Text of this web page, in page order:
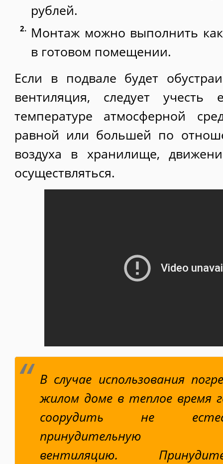
рублей.
Монтаж можно выполнить
в готовом помещении.
Если в подвале будет
вентиляция, следует учесть
температуре атмосферной
равной или большей по
воздуха в хранилище,
осуществляться.
В случае использования
жилом доме в теплое время
соорудить не
принудительную
вентиляцию.